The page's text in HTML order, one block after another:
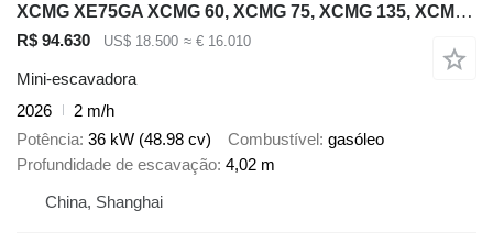
XCMG XE75GA XCMG 60, XCMG 75, XCMG 135, XCMG 215
R$ 94.630 US$ 18.500 ≈ € 16.010
Mini-escavadora
2026
2 m/h
Potência 36 kW (48.98 cv) Combustível gasóleo
Profundidade de escavação 4,02 m
China, Shanghai